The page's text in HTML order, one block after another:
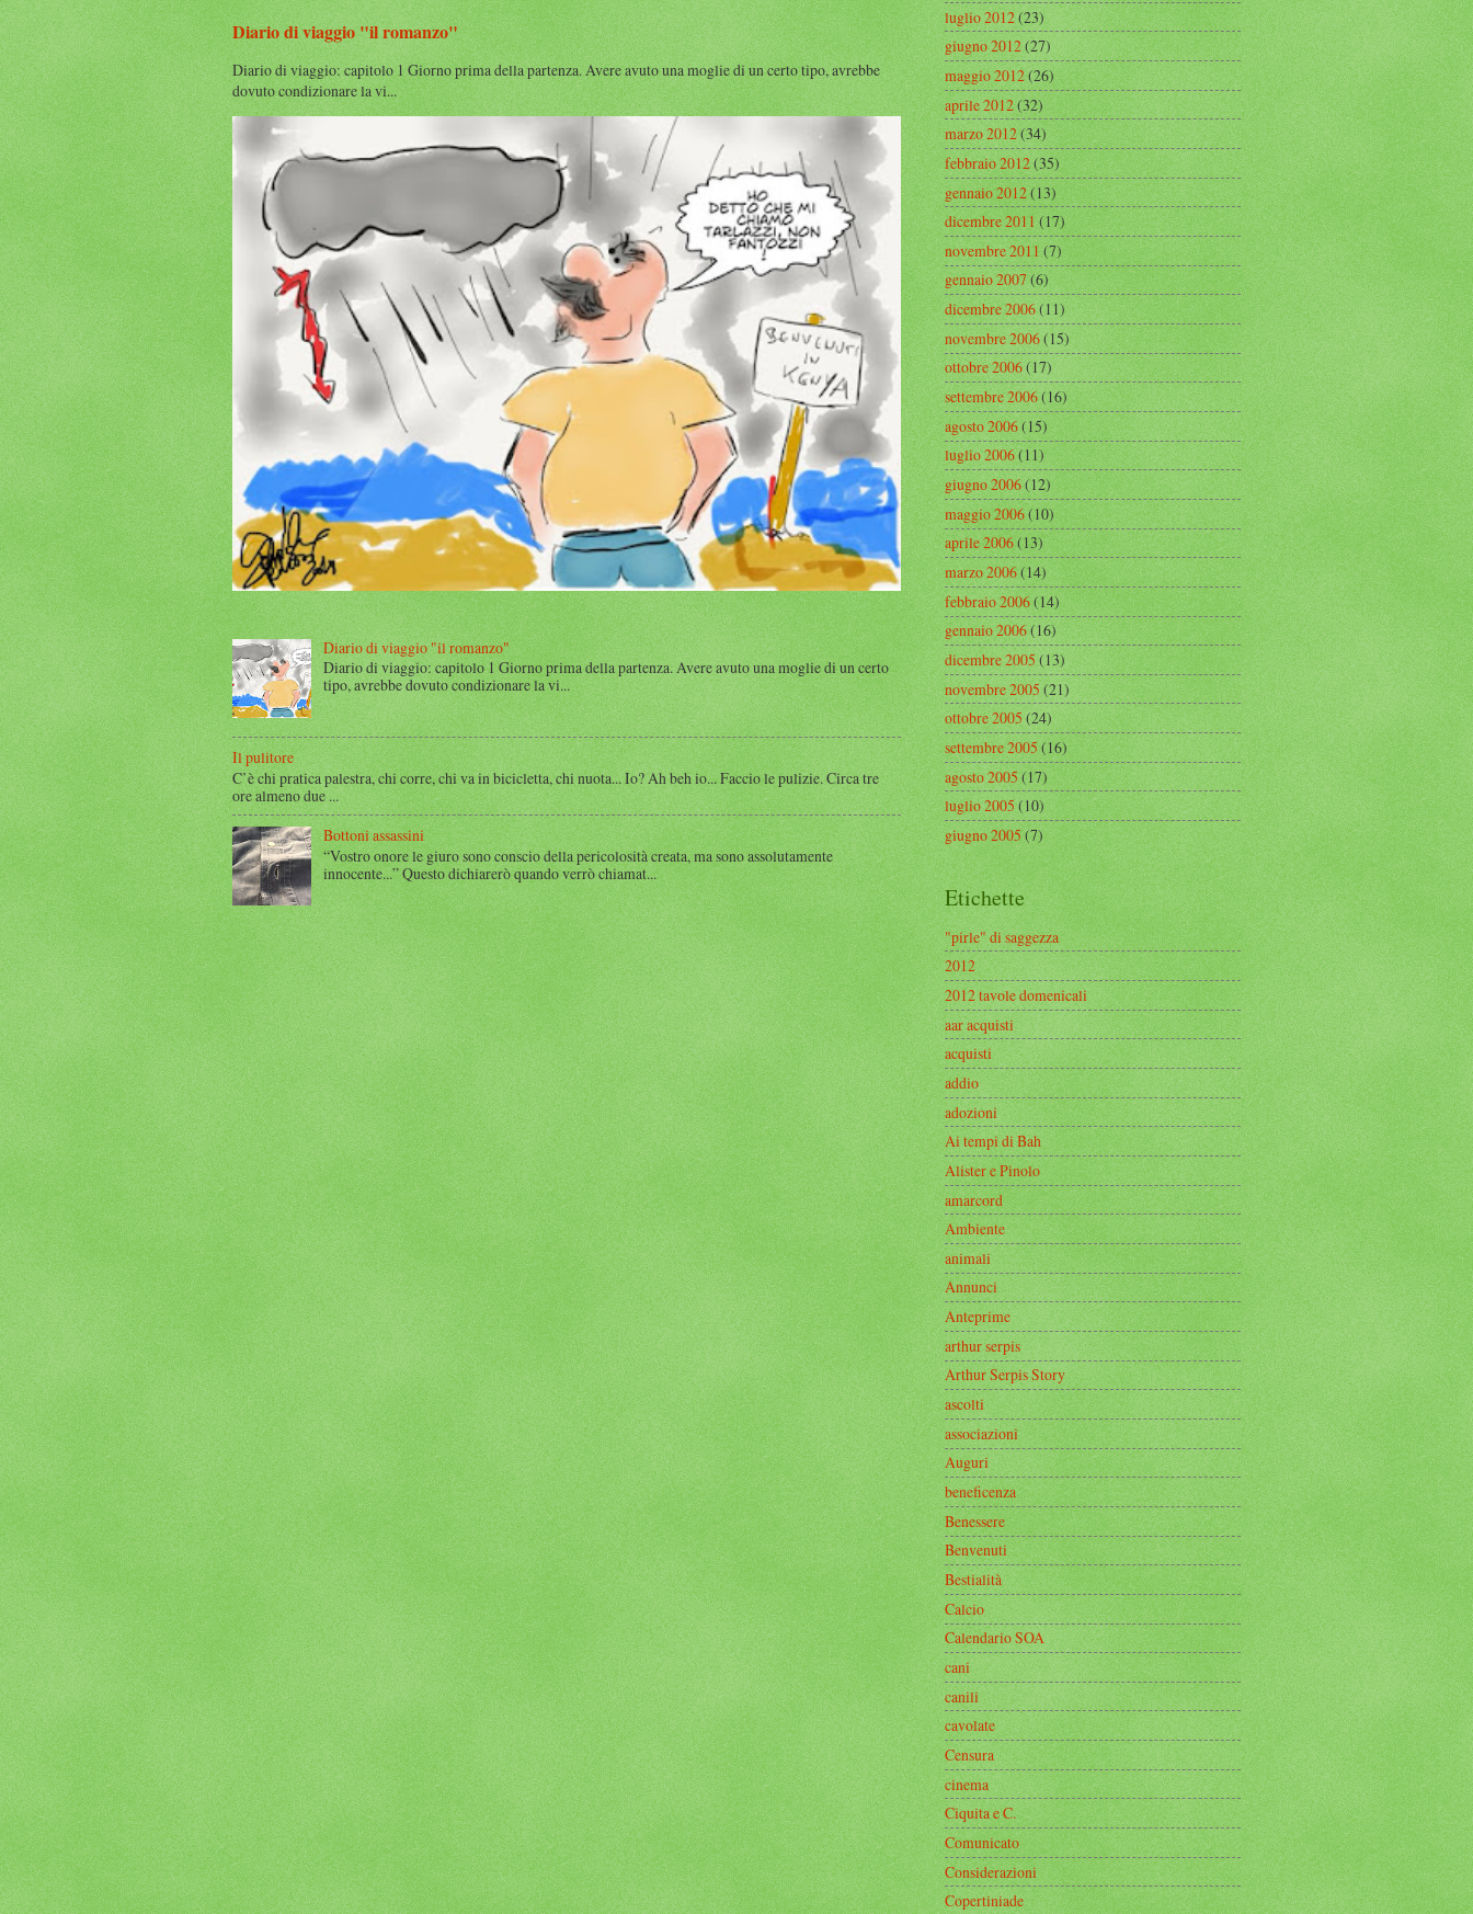
Diario di viaggio "il romanzo"
Diario di viaggio: capitolo 1 Giorno prima della partenza. Avere avuto una moglie di un certo tipo, avrebbe
dovuto condizionare la vi...
Diario di viaggio "il romanzo"
Diario di viaggio: capitolo 1 Giorno prima della partenza. Avere avuto una moglie di un certo
tipo, avrebbe dovuto condizionare la vi...
Il pulitore
C’è chi pratica palestra, chi corre, chi va in bicicletta, chi nuota... Io? Ah beh io... Faccio le pulizie. Circa tre
ore almeno due ...
Bottoni assassini
“Vostro onore le giuro sono conscio della pericolosità creata, ma sono assolutamente
innocente...” Questo dichiarerò quando verrò chiamat...
luglio 2012(23)
giugno 2012(27)
maggio 2012(26)
aprile 2012(32)
marzo 2012(34)
febbraio 2012(35)
gennaio 2012(13)
dicembre 2011(17)
novembre 2011(7)
gennaio 2007(6)
dicembre 2006(11)
novembre 2006(15)
ottobre 2006(17)
settembre 2006(16)
agosto 2006(15)
luglio 2006(11)
giugno 2006(12)
maggio 2006(10)
aprile 2006(13)
marzo 2006(14)
febbraio 2006(14)
gennaio 2006(16)
dicembre 2005(13)
novembre 2005(21)
ottobre 2005(24)
settembre 2005(16)
agosto 2005(17)
luglio 2005(10)
giugno 2005(7)
Etichette
"pirle" di saggezza
2012
2012 tavole domenicali
aar acquisti
acquisti
addio
adozioni
Ai tempi di Bah
Alister e Pinolo
amarcord
Ambiente
animali
Annunci
Anteprime
arthur serpis
Arthur Serpis Story
ascolti
associazioni
Auguri
beneficenza
Benessere
Benvenuti
Bestialità
Calcio
Calendario SOA
cani
canili
cavolate
Censura
cinema
Ciquita e C.
Comunicato
Considerazioni
Copertiniade